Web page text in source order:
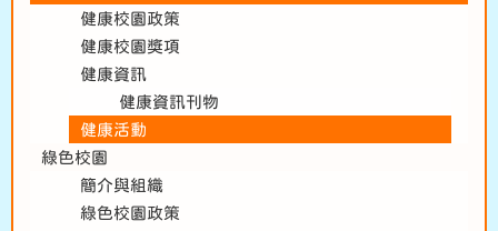
健康校園政策
健康校園獎項
健康資訊
健康資訊刊物
健康活動
綠色校園
簡介與組織
綠色校園政策